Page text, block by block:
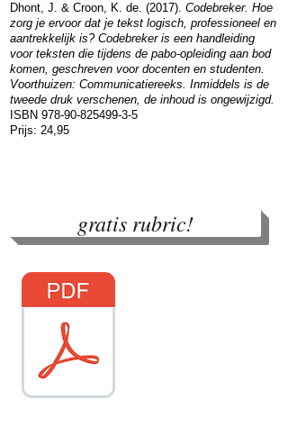
Dhont, J. & Croon, K. de. (2017). Codebreker. Hoe
zorg je ervoor dat je tekst logisch, professioneel en
aantrekkelijk is? Codebreker is een handleiding
voor teksten die tijdens de pabo-opleiding aan bod
komen, geschreven voor docenten en studenten.
Voorthuizen: Communicatiereeks. Inmiddels is de
tweede druk verschenen, de inhoud is ongewijzigd.
ISBN 978-90-825499-3-5
Prijs: 24,95
gratis rubric!